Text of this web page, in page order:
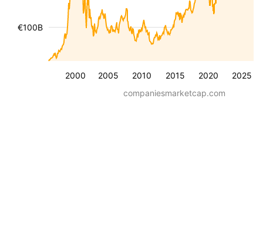
2000 2005 2010 2015 2020 2025
€100B
companiesmarketcap.com